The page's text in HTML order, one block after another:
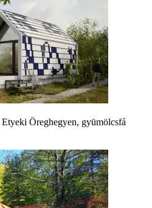
Öreghegyen, gyümölcsfá